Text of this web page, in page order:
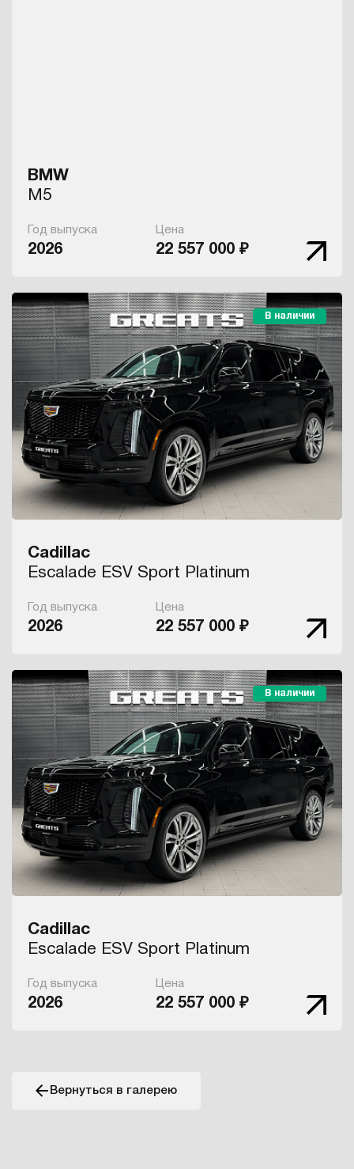
BMW
M5
Год выпуска
2026
Цена
22 557 000 ₽
В наличии
Cadillac
Escalade ESV Sport Platinum
Год выпуска
2026
Цена
22 557 000 ₽
В наличии
Cadillac
Escalade ESV Sport Platinum
Год выпуска
2026
Цена
22 557 000 ₽
Вернуться в галерею